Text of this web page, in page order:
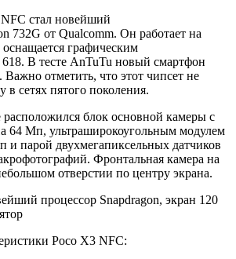
стал новейший
732G от Qualcomm. Он работает на
графическим
В тесте AnTuTu новый смартфон
Важно отметить, что этот чипсет не
в сетях пятого поколения.
блок основной камеры с
64 Мп, ультраширокоугольным модулем
и парой двухмегапиксельных датчиков
Фронтальная камера на
отверстии по центру экрана.
Poco X3 NFC: